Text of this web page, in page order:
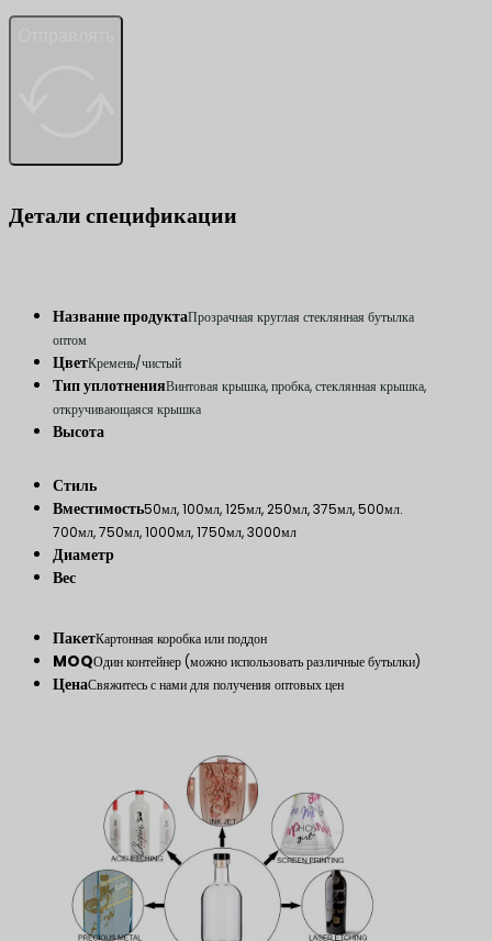
Детали спецификации
Название продуктаПрозрачная круглая стеклянная бутылка
оптом
ЦветКремень/чистый
Тип уплотненияВинтовая крышка, пробка, стеклянная крышка,
откручивающаяся крышка
Высота
Стиль
Вместимость50мл, 100мл, 125мл, 250мл, 375мл, 500мл.
700мл, 750мл, 1000мл, 1750мл, 3000мл
Диаметр
Вес
ПакетКартонная коробка или поддон
MOQОдин контейнер (можно использовать различные бутылки)
ЦенаСвяжитесь с нами для получения оптовых цен